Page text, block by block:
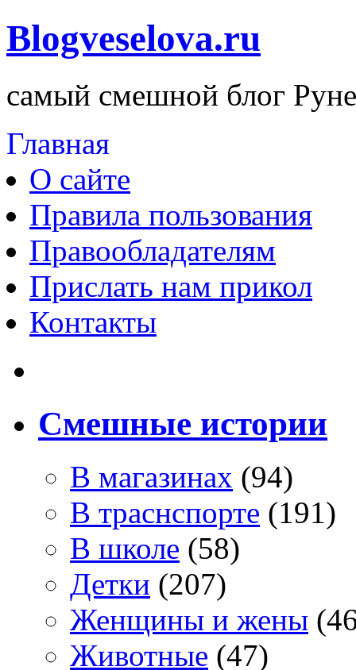
Blogveselova.ru
самый смешной блог
Главная
О сайте
Правила пользования
Правообладателям
Прислать нам прикол
Контакты
Смешные истории
В магазинах (94)
В траснспорте (191)
В школе (58)
Детки (207)
Женщины и жены
Животные (47)